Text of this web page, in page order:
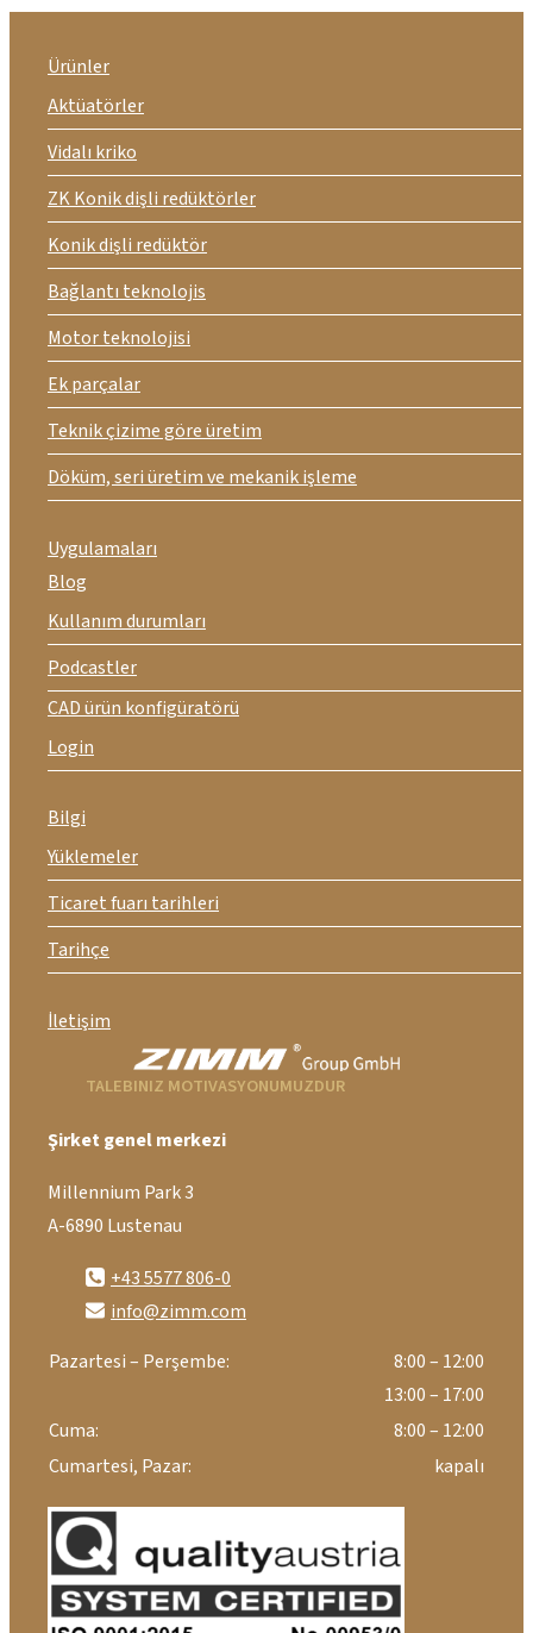
Ürünler
Aktüatörler
Vidalı kriko
ZK Konik dişli redüktörler
Konik dişli redüktör
Bağlantı teknolojis
Motor teknolojisi
Ek parçalar
Teknik çizime göre üretim
Döküm, seri üretim ve mekanik işleme
Uygulamaları
Blog
Kullanım durumları
Podcastler
CAD ürün konfigüratörü
Login
Bilgi
Yüklemeler
Ticaret fuarı tarihleri
Tarihçe
İletişim
TALEBINIZ MOTIVASYONUMUZDUR
Şirket genel merkezi
Millennium Park 3
A-6890 Lustenau
+43 5577 806-0
info@zimm.com
Pazartesi – Perşembe:
8:00 – 12:00
13:00 – 17:00
Cuma:
8:00 – 12:00
Cumartesi, Pazar:
kapalı